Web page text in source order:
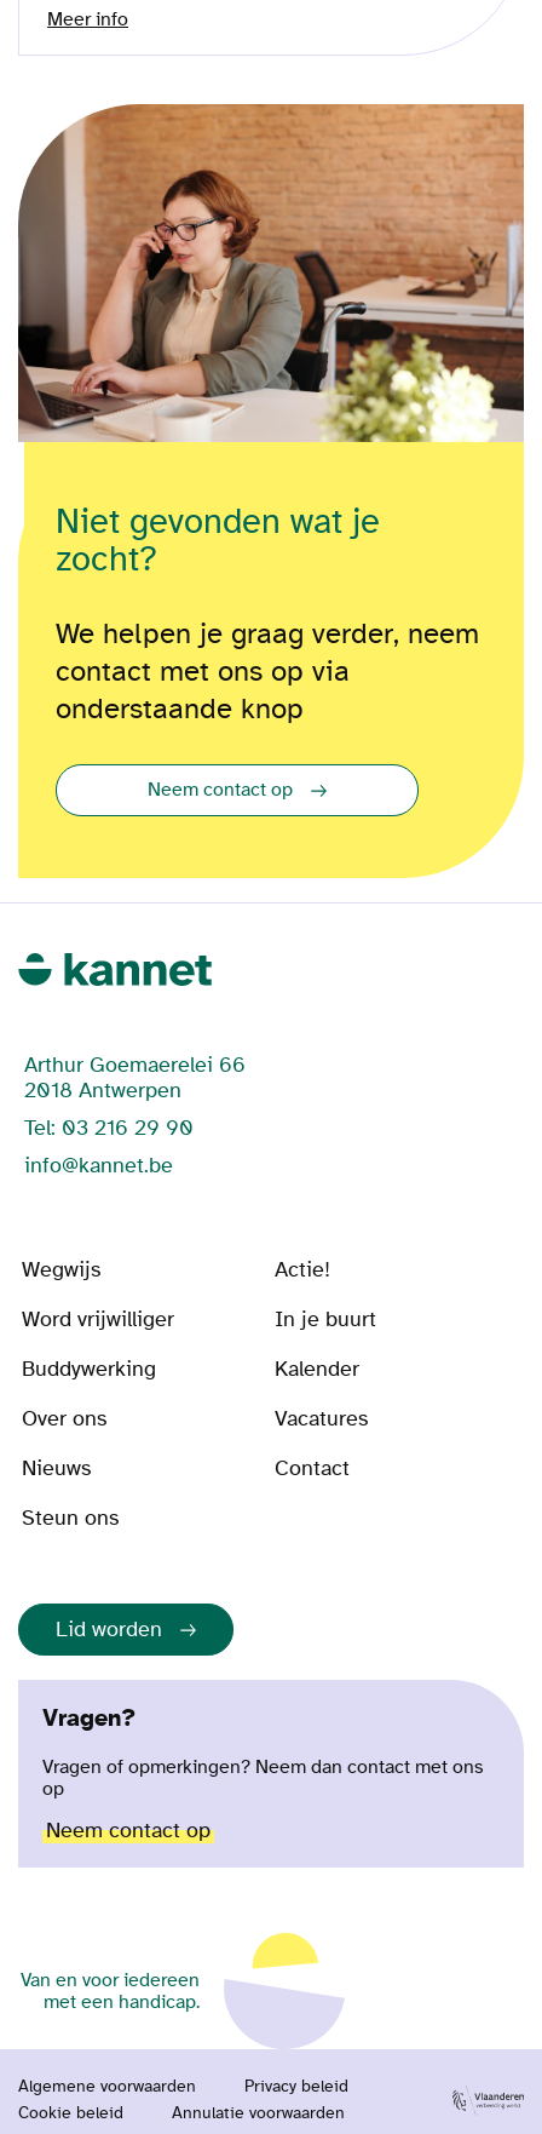
Meer info
Niet gevonden wat je
zocht?
We helpen je graag verder, neem
contact met ons op via
onderstaande knop
Neem contact op
Arthur Goemaerelei 66
2018 Antwerpen
Tel: 03 216 29 90
info@kannet.be
Wegwijs
Actie!
Word vrijwilliger
In je buurt
Buddywerking
Kalender
Over ons
Vacatures
Nieuws
Contact
Steun ons
Lid worden
Vragen?
Vragen of opmerkingen? Neem dan contact met ons
op
Neem contact op
Van en voor iedereen
met een handicap.
Algemene voorwaarden
Privacy beleid
Cookie beleid
Annulatie voorwaarden